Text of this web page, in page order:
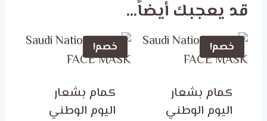
قد يعجبك أيضاً…
خصم!
كمام بشعار
اليوم الوطني
خصم!
كمام بشعار
اليوم الوطني